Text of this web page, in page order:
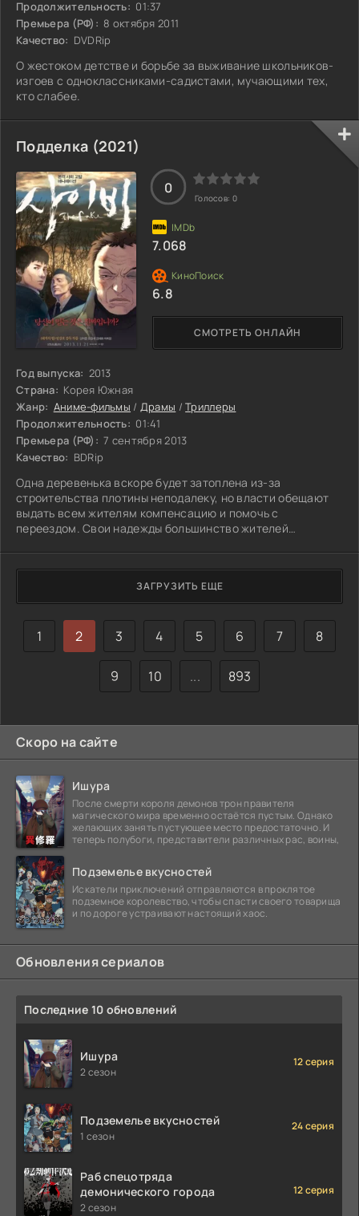
Продолжительность: 01:37
Премьера (РФ): 8 октября 2011
Качество: DVDRip
О жестоком детстве и борьбе за выживание школьников-
изгоев с одноклассниками-садистами, мучающими тех,
кто слабее.
Подделка (2021)
Год выпуска: 2013
Страна: Корея Южная
Жанр: Аниме-фильмы / Драмы /Триллеры
Продолжительность: 01:41
Премьера (РФ): 7 сентября 2013
Качество: BDRip
Одна деревенька вскоре будет затоплена из-за
строительства плотины неподалеку, но власти обещают
выдать всем жителям компенсацию и помочь с
переездом. Свои надежды большинство жителей
вызывается организовать переезд людей в безопасное
место. Однако у этого человека есть тёмное прошлое,
которое он старательно скрывает от своей паствы. Знает
об этом только один из обитателей поселения, но его
словам никто не хочет верить.
СМОТРЕТЬ ОНЛАЙН
0
Голосов: 0
7.068
6.8
ЗАГРУЗИТЬ ЕЩЕ
1 2 3 4 5 6 7 8
9 10 ... 893
Скоро на сайте
Ишура
После смерти короля демонов трон правителя
магического мира временно остаётся пустым. Однако
желающих занять пустующее место предостаточно. И
теперь полубоги, представители различных рас, воины,
Подземелье вкусностей
Искатели приключений отправляются в проклятое
подземное королевство, чтобы спасти своего товарища
и по дороге устраивают настоящий хаос.
Обновления сериалов
Последние 10 обновлений
Ишура
2 сезон
12 серия
Подземелье вкусностей
1 сезон
24 серия
Раб спецотряда
демонического города
2 сезон
12 серия